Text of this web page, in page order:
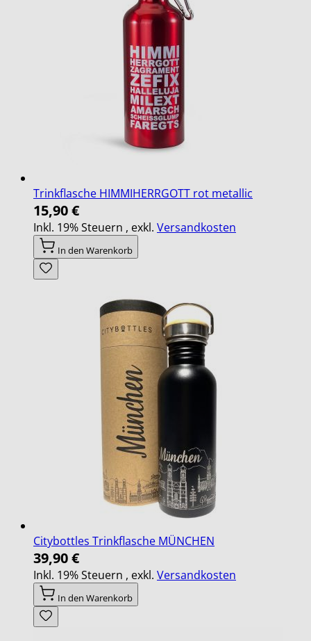
Trinkflasche HIMMIHERRGOTT rot metallic
15,90 €
Inkl. 19% Steuern , exkl. Versandkosten
In den Warenkorb
Citybottles Trinkflasche MÜNCHEN
39,90 €
Inkl. 19% Steuern , exkl. Versandkosten
In den Warenkorb